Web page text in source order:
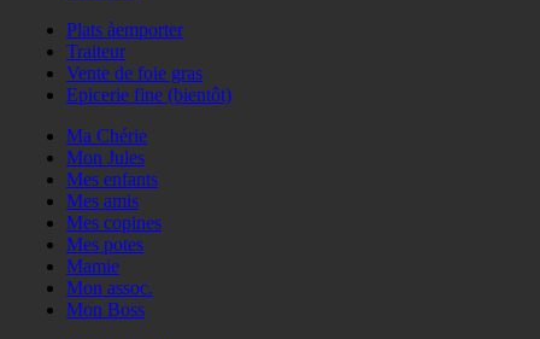
Plats àemporter
Traiteur
Vente de foie gras
Epicerie fine (bientôt)
Ma Chérie
Mon Jules
Mes enfants
Mes amis
Mes copines
Mes potes
Mamie
Mon assoc.
Mon Boss